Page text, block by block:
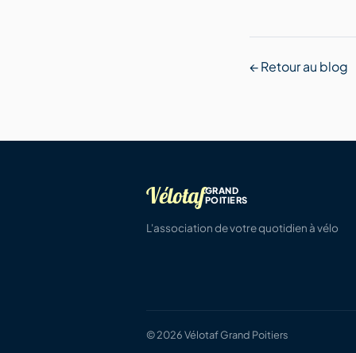
← Retour au blog
VélotafGRAND
POITIERS
L'association de votre quotidien à vélo
© 2026 Vélotaf Grand Poitiers